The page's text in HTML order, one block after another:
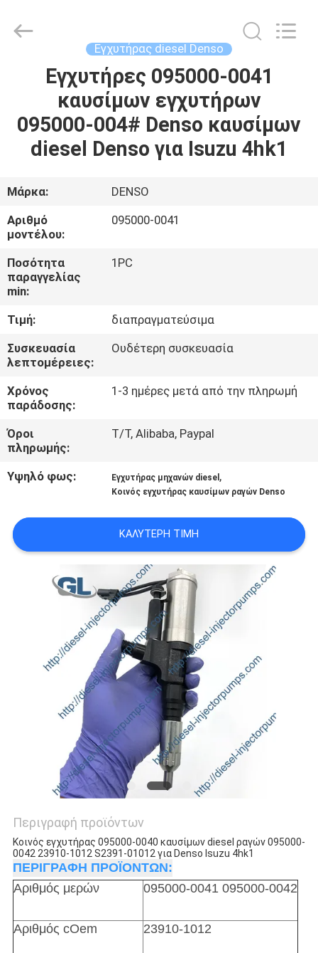
ΣΠΊΤΙ
ΠΡΟΪΌΝΤΑ
ΣΧΕΤΙΚΆ
ΜΕ
ΕΜΆΣ
ΣΤΟ
ΕΡΓΟΣΤΆΣΙΟ
ΈΛΕΓΧΟΣ
ΠΟΙΌΤΗΤΑΣ
ΖΗΤΉΣΤΕ
ΠΡΟΣΦΟΡΆ
ΑΠΟΡΡΉΤΟΥ
Parts
Εγχυτήρας diesel Denso
Εγχυτήρες 095000-0041
καυσίμων εγχυτήρων
095000-004# Denso καυσίμων
diesel Denso για Isuzu 4hk1
Μάρκα:
DENSO
Αριθμό
μοντέλου:
095000-0041
Ποσότητα
παραγγελίας
min:
1PC
Τιμή:
διαπραγματεύσιμα
Συσκευασία
λεπτομέρειες:
Ουδέτερη συσκευασία
Χρόνος
παράδοσης:
1-3 ημέρες μετά από την πληρωμή
Όροι
πληρωμής:
T/T, Alibaba, Paypal
Υψηλό φως: Εγχυτήρας μηχανών diesel ,
Κοινός εγχυτήρας καυσίμων ραγών Denso
ΚΑΛΎΤΕΡΗ ΤΙΜΉ
Περιγραφή προϊόντων
Κοινός εγχυτήρας 095000-0040 καυσίμων diesel ραγών 095000-
0042 23910-1012 S2391-01012 για Denso Isuzu 4hk1
ΠΕΡΙΓΡΑΦΗ ΠΡΟΪΟΝΤΩΝ:
Αριθμός μερών
095000-0041 095000-0042
Αριθμός cOem 23910-1012